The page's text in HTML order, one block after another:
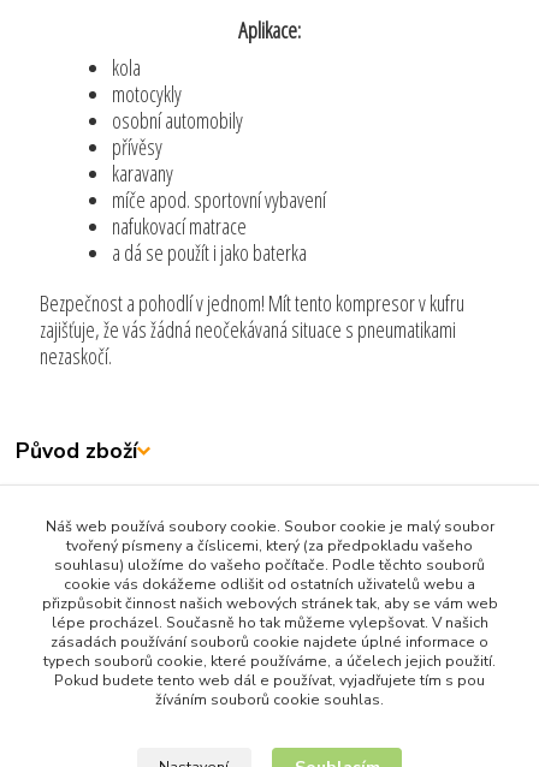
Aplikace:
kola
motocykly
osobní automobily
přívěsy
karavany
míče apod. sportovní vybavení
nafukovací matrace
a dá se použít i jako baterka
Bezpečnost a pohodlí v jednom! Mít tento kompresor v kufru
zajišťuje, že vás žádná neočekávaná situace s pneumatikami
nezaskočí.
Původ zboží
Elektronika
Nářadí
Baterie a Nabíječky
Kola a Příslušenství
Náš web používá soubory cookie. Soubor cookie je malý soubor
tvořený písmeny a číslicemi, který (za předpokladu vašeho
souhlasu) uložíme do vašeho počítače. Podle těchto souborů
cookie vás dokážeme odlišit od ostatních uživatelů webu a
přizpůsobit činnost našich webových stránek tak, aby se vám web
lépe procházel. Současně ho tak můžeme vylepšovat. V našich
zásadách používání souborů cookie najdete úplné informace o
typech souborů cookie, které používáme, a účelech jejich použití.
Pokud budete tento web dál e používat, vyjadřujete tím s pou
žíváním souborů cookie souhlas.